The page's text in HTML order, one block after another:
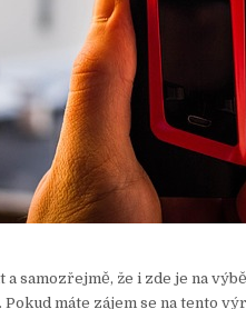
a samozřejmě, že i zde je na
máte zájem se na tento